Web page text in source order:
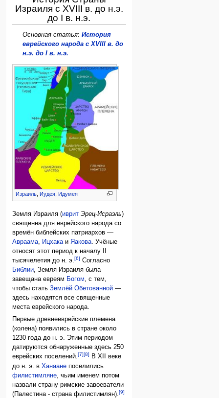
Израиля с XVIII в. до н.э.
до I в. н.э.
Основная статья: История
еврейского народа с XVIII в. до
н.э. до I в. н.э.
Израиль Иудея Идумея
Земля Израиля (иврит Эрец-Исраэль)
священна для еврейского народа со
времён библейских патриархов —
Авраама
Ицхака и Яакова . Учёные
относят этот период к началу II
тысячелетия до н. э.[6] Согласно
Библии, Земля Израиля была
завещана евреям Богом, с тем,
чтобы статьЗемлёй Обетованной —
здесь находятся все священные
места еврейского народа.
Первые древнееврейские племена
(колена) появились в стране около
1230 года до н. э. Этим периодом
датируются обнаруженные здесь 250
еврейских поселений.[7][8]
В XII веке
до н. э. вХанаане поселились
филистимляне , чьим именем потом
назвали страну римские завоеватели
(Палестина - страна филистимлян).[9]